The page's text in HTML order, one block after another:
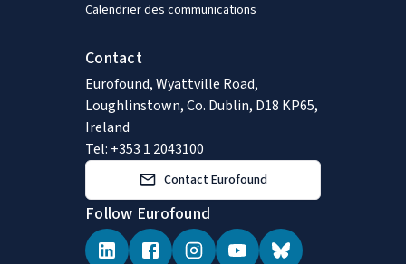
Calendrier des communications
Contact
Eurofound, Wyattville Road,
Loughlinstown, Co. Dublin, D18 KP65,
Ireland
Tel: +353 1 2043100
Contact Eurofound
Follow Eurofound